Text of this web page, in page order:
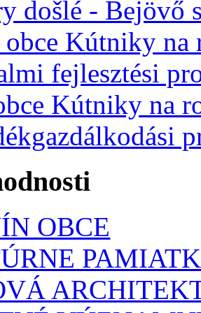
došlé - Bejövő
obce Kútniky na
fejlesztési
Kútniky na
OBCE